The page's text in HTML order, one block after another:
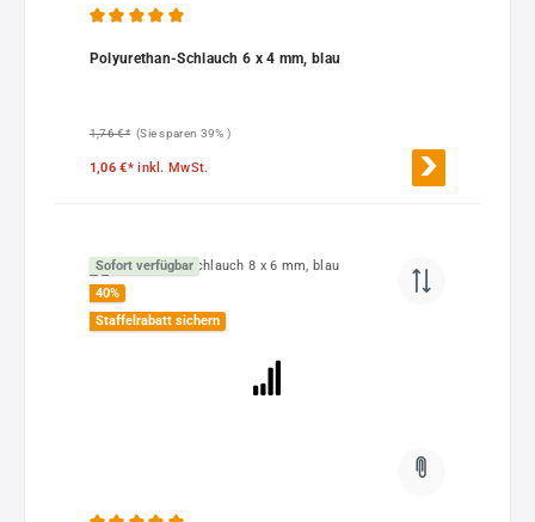
Polyurethan-Schlauch 6 x 4 mm, blau
1,76 €* (Sie sparen 39% )
1,06 €*inkl. MwSt.
Sofort verfügbar
40%
Staffelrabatt sichern